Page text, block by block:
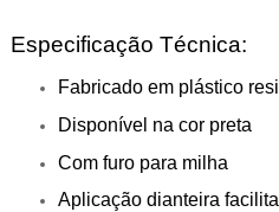
Especificação Técnica:
Fabricado em plástico
Disponível na cor preta
Com furo para milha
Aplicação dianteira